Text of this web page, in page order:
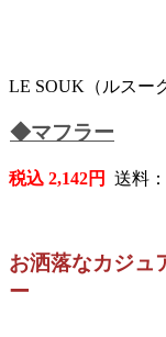
LE SOUK（ルスー
◆マフラー
税込 2,142円 送料
お洒落なカジュ
ー